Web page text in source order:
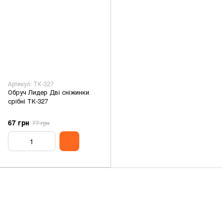
Артикул: ТК-327
Обруч Лидер Дві сніжинки
срібні ТК-327
67 грн 77 грн